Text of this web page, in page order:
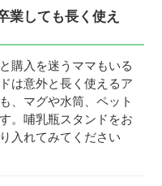
業しても長く使え
購入を迷うママもいる
は意外と長く使えるア
、マグや水筒、ペット
。哺乳瓶スタンドをお
入れてみてください